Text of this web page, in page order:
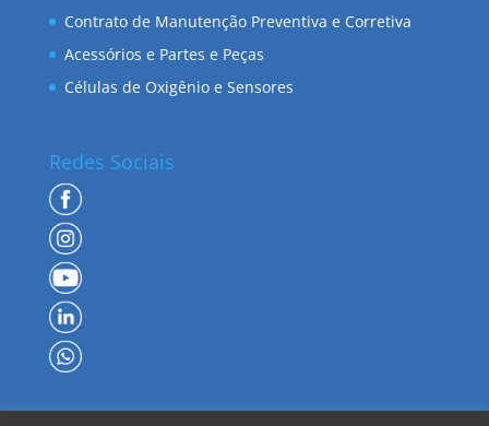
Contrato de Manutenção Preventiva e Corretiva
Acessórios e Partes e Peças
Células de Oxigênio e Sensores
Redes Sociais